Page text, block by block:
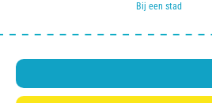
Bij een stad